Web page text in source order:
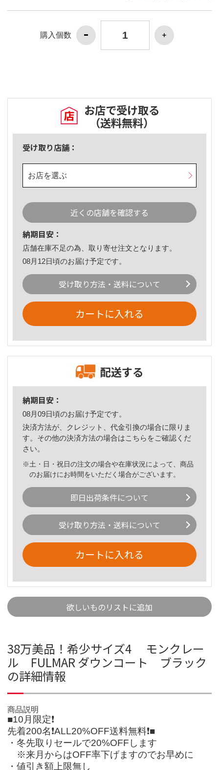
購入個数
お店で受け取る
（送料無料）
受け取り店舗：
お店を選ぶ
近くの店舗を確認する
納期目安：
店舗在庫不足の為、取り寄せ注文となります。
08月12日頃のお届け予定です。
受け取り方法・送料について
カートに入れる
配送する
納期目安：
08月09日頃のお届け予定です。
決済方法が、クレジット、代金引換の場合に限りま
す。その他の決済方法の場合はこちら をご確認くだ
さい。
※土・日・祝日の注文の場合や在庫状況によって、商品
のお届けにお時間をいただく場合がございます。
即日出荷条件について
受け取り方法・送料について
カートに入れる
欲しいものリストに追加
38万美品！希少サイズ4 モンクレー
ル FULMAR ダウンコート ブラック
の詳細情報
商品説明
■10月限定❗
先着200名❗ALL20%OFF送料無料❗■
・冬先取りセールで20%OFFします
※来月からはOFF率下げますのでお早めに
・値引き額上限無し